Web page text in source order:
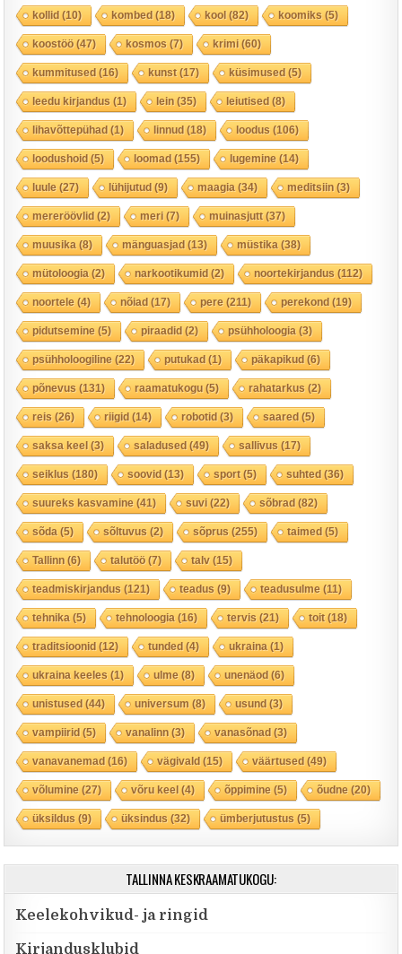
kollid(10) kombed(18) kool(82) koomiks (5)
koostöö(47) kosmos (7) krimi(60)
kummitused(16) kunst(17) küsimused(5)
leedu kirjandus (1) lein(35) leiutised(8)
lihavõttepühad(1) linnud(18) loodus (106)
loodushoid(5) loomad(155) lugemine (14)
luule (27) lühijutud(9) maagia (34) meditsiin(3)
mereröövlid(2) meri(7) muinasjutt(37)
muusika (8) mänguasjad(13) müstika (38)
mütoloogia (2) narkootikumid(2) noortekirjandus (112)
noortele (4) nõiad(17) pere (211) perekond(19)
pidutsemine (5) piraadid(2) psühholoogia (3)
psühholoogiline (22) putukad(1) päkapikud(6)
põnevus (131) raamatukogu(5) rahatarkus (2)
reis (26) riigid(14) robotid(3) saared(5)
saksa keel(3) saladused(49) sallivus (17)
seiklus (180) soovid(13) sport(5) suhted(36)
suureks kasvamine (41) suvi(22) sõbrad(82)
sõda (5) sõltuvus (2) sõprus (255) taimed(5)
Tallinn(6) talutöö(7) talv(15)
teadmiskirjandus (121) teadus (9) teadusulme (11)
tehnika (5) tehnoloogia (16) tervis (21) toit(18)
traditsioonid(12) tunded(4) ukraina (1)
ukraina keeles (1) ulme (8) unenäod(6)
unistused(44) universum (8) usund(3)
vampiirid(5) vanalinn(3) vanasõnad(3)
vanavanemad(16) vägivald(15) väärtused(49)
võlumine (27) võru keel(4) õppimine (5) õudne (20)
üksildus (9) üksindus (32) ümberjutustus (5)
TALLINNA KESKRAAMATUKOGU:
Keelekohvikud- ja ringid
Kirjandusklubid